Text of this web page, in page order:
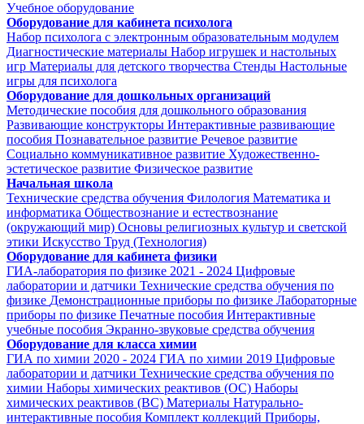
Учебное оборудование
Оборудование для кабинета психолога
Набор психолога с электронным образовательным модулем
Диагностические материалы Набор игрушек и настольных
игр Материалы для детского творчества Стенды Настольные
игры для психолога
Оборудование для дошкольных организаций
Методические пособия для дошкольного образования
Развивающие конструкторы Интерактивные развивающие
пособия Познавательное развитие Речевое развитие
Социально коммуникативное развитие Художественно-
эстетическое развитие Физическое развитие
Начальная школа
Технические средства обучения Филология Математика и
информатика Обществознание и естествознание
(окружающий мир) Основы религиозных культур и светской
этики Искусство Труд (Технология)
Оборудование для кабинета физики
ГИА-лаборатория по физике 2021 - 2024 Цифровые
лаборатории и датчики Технические средства обучения по
физике Демонстрационные приборы по физике Лабораторные
приборы по физике Печатные пособия Интерактивные
учебные пособия Экранно-звуковые средства обучения
Оборудование для класса химии
ГИА по химии 2020 - 2024 ГИА по химии 2019 Цифровые
лаборатории и датчики Технические средства обучения по
химии Наборы химических реактивов (ОС) Наборы
химических реактивов (ВС) Материалы Натурально-
интерактивные пособия Комплект коллекций Приборы,